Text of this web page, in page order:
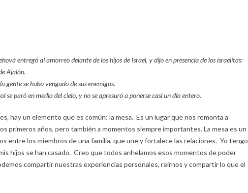
entregó al amorreo delante de los hijos de Israel, y dijo en presencia de los israelitas:
Ajalón.
gente se hubo vengado de sus enemigos.
se paró en medio del cielo, y no se apresuró a ponerse casi un día entero.
hay un elemento que es común: la mesa. Es un lugar que nos remonta a
primeros años, pero también a momentos siempre importantes. La mesa es un
entre los miembros de una familia, que une y fortalece las relaciones. Yo tengo
hijos se han casado. Creo que todos anhelamos esos momentos de poder
compartir nuestras experiencias personales, reírnos y compartir lo que el